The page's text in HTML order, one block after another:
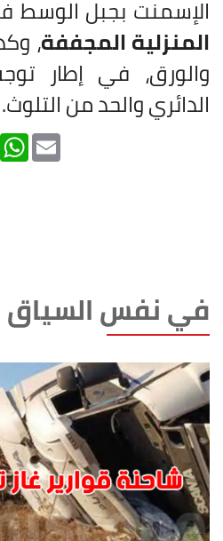
الإسمنت بجبل
المنزلية المجففة،
والورق، في إطار
الدائري والحد من التلوث.
Skype WhatsApp
في نفس السياق